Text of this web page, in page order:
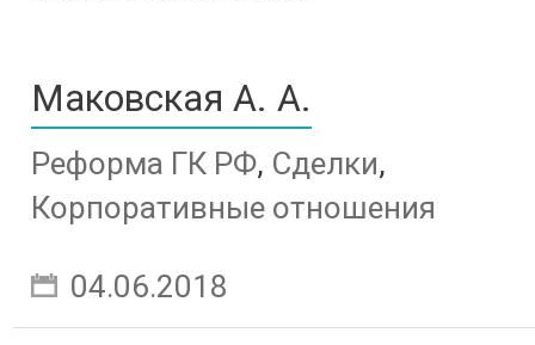
Маковская А. А.
Реформа ГК РФ, Сделки,
Корпоративные отношения
04.06.2018